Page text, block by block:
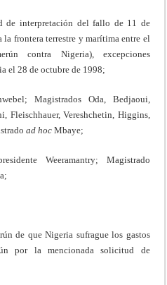
de interpretación del fallo de 11 de
frontera terrestre y marítima entre el
contra Nigeria), excepciones
el 28 de octubre de 1998;
Magistrados Oda, Bedjaoui,
Fleischhauer, Vereshchetin, Higgins,
adhoc Mbaye;
Weeramantry; Magistrado
de que Nigeria sufrague los gastos
por la mencionada solicitud de